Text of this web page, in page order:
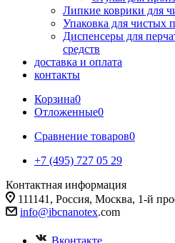
Липкие коврики для
Упаковка для чистых
Диспенсеры для
средств
доставка и оплата
контакты
Корзина0
Отложенные0
Сравнение товаров0
+7 (495) 727 05 29
Контактная информация
111141, Россия, Москва, 1-й
info@ibcnanotex.com
Вконтакте